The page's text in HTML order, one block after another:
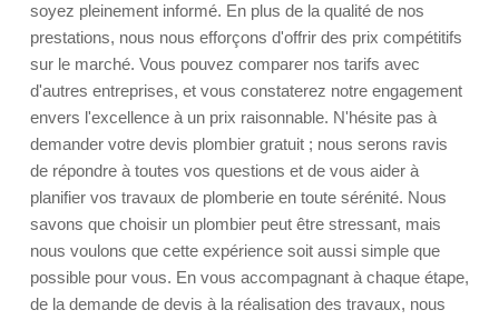
soyez pleinement informé. En plus de la qualité de nos
prestations, nous nous efforçons d'offrir des prix compétitifs
sur le marché. Vous pouvez comparer nos tarifs avec
d'autres entreprises, et vous constaterez notre engagement
envers l'excellence à un prix raisonnable. N'hésite pas à
demander votre devis plombier gratuit ; nous serons ravis
de répondre à toutes vos questions et de vous aider à
planifier vos travaux de plomberie en toute sérénité. Nous
savons que choisir un plombier peut être stressant, mais
nous voulons que cette expérience soit aussi simple que
possible pour vous. En vous accompagnant à chaque étape,
de la demande de devis à la réalisation des travaux, nous